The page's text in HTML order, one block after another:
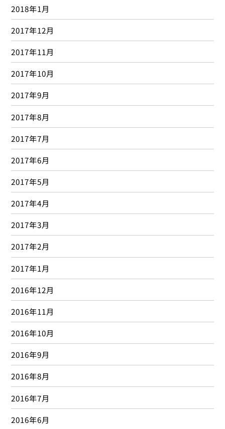
2018年1月
2017年12月
2017年11月
2017年10月
2017年9月
2017年8月
2017年7月
2017年6月
2017年5月
2017年4月
2017年3月
2017年2月
2017年1月
2016年12月
2016年11月
2016年10月
2016年9月
2016年8月
2016年7月
2016年6月